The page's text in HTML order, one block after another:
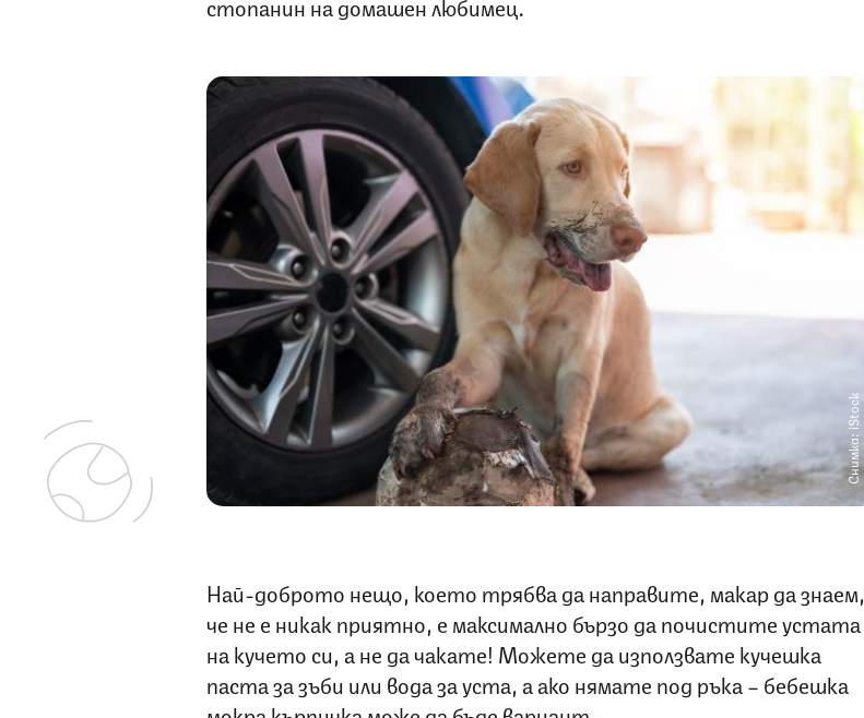
Снимка: iStock
Най-доброто нещо, което трябва да направите, макар да знаем,
че не е никак приятно, е максимално бързо да почистите устата
на кучето си, а не да чакате! Можете да използвате кучешка
паста за зъби или вода за уста, а ако нямате под ръка – бебешка